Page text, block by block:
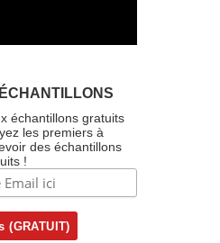
échantillons gratuits
les premiers à
des échantillons
!